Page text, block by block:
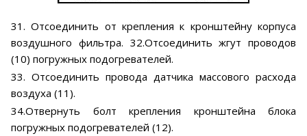
31. Отсоединить от крепления к кронштейну корпуса
воздушного фильтра. 32.Отсоединить жгут проводов
(10) погружных подогревателей.
33. Отсоединить провода датчика массового расхода
воздуха (11).
34.Отвернуть болт крепления кронштейна блока
погружных подогревателей (12).